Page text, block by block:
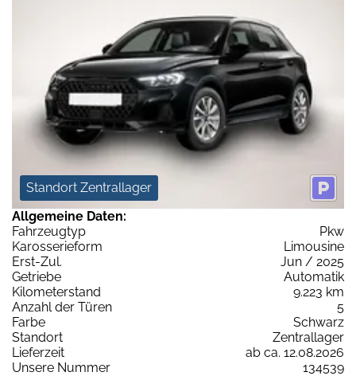
Standort Zentrallager
Allgemeine Daten:
Fahrzeugtyp
Pkw
Karosserieform
Limousine
Erst-Zul.
Jun / 2025
Getriebe
Automatik
Kilometerstand
9.223 km
Anzahl der Türen
5
Farbe
Schwarz
Standort
Zentrallager
Lieferzeit
ab ca. 12.08.2026
Unsere Nummer
134539